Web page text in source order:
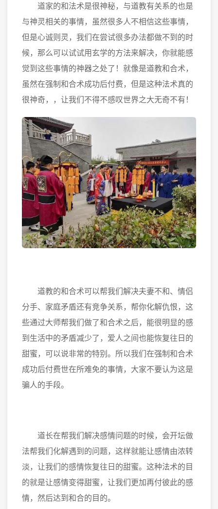
道家的和法术是很神秘，与道教有关系的也是
与神灵相关的事情，虽然很多人不相信这些事情，
但是心诚则灵，我们在尝试很多办法都做不到的时
候，那么可以试试用玄学的方法来解决，你就能感
觉到这些事情的神器之处了！就像是道教和合术，
虽然在强制和合术成功后付费，但是这种法术真的
很神奇，，让我们不得不感叹世界之大无奇不有！
道教的和合术可以帮我们解决夫妻不和、情侣
分手、家庭矛盾还有竞争关系，帮你化解仇恨，这
些通过大师帮我们做了和合术之后，能很明显的感
到生活中的矛盾减少了，爱人之间也能恢复往日的
甜蜜，可以说非常的特别。所以我们在强制和合术
成功后付费世在所难免的事情，大家不要认为这是
骗人的手段。
道长在帮我们解决感情问题的时候，会开坛做
法帮我们化解遇到的问题，这样就能让感情由浓转
淡，让我们的感情恢复往日的甜蜜。这种法术的目
的就是让感情变得甜蜜，让我们更加再付彼此的感
情，然后达到和合的目的。